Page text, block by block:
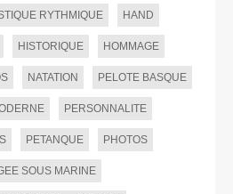
RYTHMIQUE HAND
HISTORIQUE HOMMAGE
NATATION PELOTE BASQUE
PERSONNALITE
PETANQUE PHOTOS
SOUS MARINE